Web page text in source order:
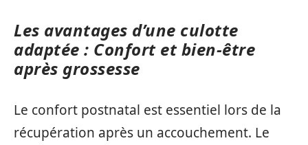
Les avantages d’une culotte
adaptée : Confort et bien-être
après grossesse
Le confort postnatal est essentiel lors de la
récupération après un accouchement. Le